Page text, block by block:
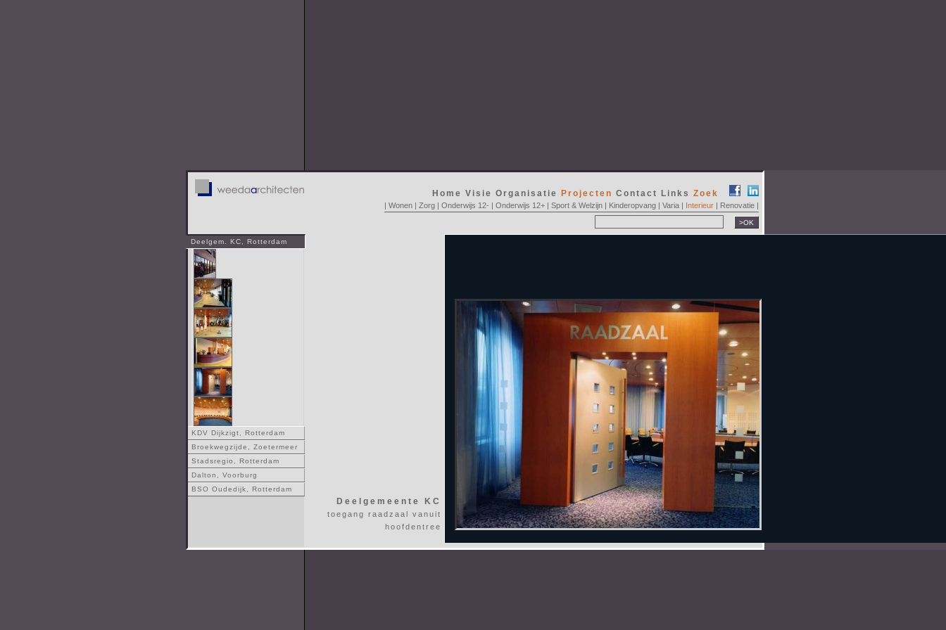
Home Visie Organisatie Projecten Contact Links Zoek
| Wonen | Zorg | Onderwijs 12- | Onderwijs 12+ | Sport & Welzijn | Kinderopvang | Varia | Interieur | Renovatie |
Deelgem. KC, Rotterdam
KDV Dijkzigt, Rotterdam
Broekwegzijde, Zoetermeer
Stadsregio, Rotterdam
Dalton, Voorburg
BSO Oudedijk, Rotterdam
Deelgemeente KC
toegang raadzaal vanuit
hoofdentree